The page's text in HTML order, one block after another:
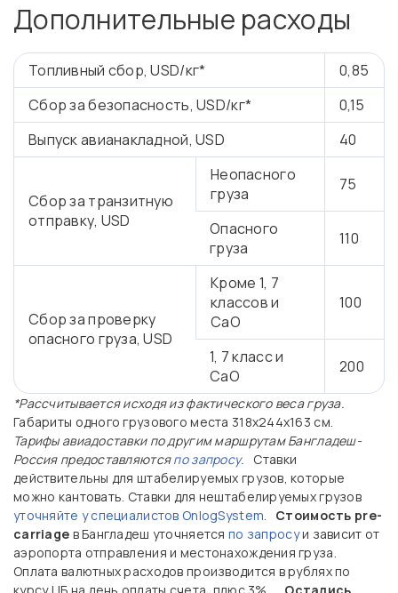
Дополнительные расходы
Топливный сбор, USD/кг*
0,85
Сбор за безопасность, USD/кг*
0,15
Выпуск авианакладной, USD
40
Сбор за транзитную
отправку, USD
Неопасного
груза
75
Опасного
груза
110
Сбор за проверку
опасного груза, USD
Кроме 1, 7
классов и
CaO
100
1, 7 класс и
CaO
200
*Рассчитывается исходя из фактического веса груза.
Габариты одного грузового места 318х244х163 см.
Тарифы авиадоставки по другим маршрутам Бангладеш-
Россия предоставляютсяпо запросу. Ставки
действительны для штабелируемых грузов, которые
можно кантовать. Ставки для нештабелируемых грузов
уточняйте у специалистов OnlogSystem. Стоимость pre-
carriage в Бангладеш уточняется по запросуи зависит от
аэропорта отправления и местонахождения груза.
Оплата валютных расходов производится в рублях по